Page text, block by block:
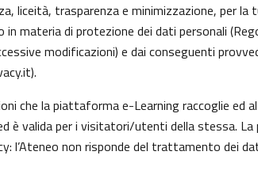
liceità, trasparenza e minimizzazione, per la
materia di protezione dei dati personali
modificazioni) e dai conseguenti
).
che la piattaforma e-Learning raccoglie ed
è valida per i visitatori/utenti della stessa.
l’Ateneo non risponde del trattamento dei